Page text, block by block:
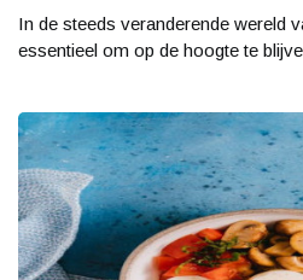
In de steeds veranderende wereld
essentieel om op de hoogte te